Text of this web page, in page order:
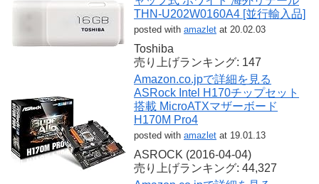
THN-U202W0160A4 [並行輸入品]
posted with amazlet at 20.02.03
Toshiba
売り上げランキング: 147
Amazon.co.jpで詳細を見る
ASRock Intel H170チップセット
搭載 MicroATXマザーボード
H170M Pro4
posted with amazlet at 19.01.13
ASROCK (2016-04-04)
売り上げランキング: 44,327